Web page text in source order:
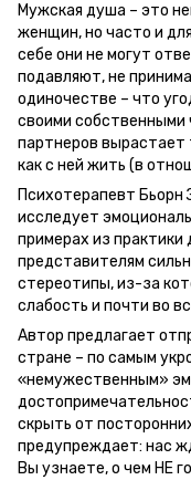
Мужская душа – это
женщин, но часто и
себе они не могут
подавляют, не
одиночестве – что
своими собственными
партнеров вырастает
как с ней жить (в
Психотерапевт
исследует
примерах из
представителям
стереотипы, из-за
слабость и почти во
Автор предлагает
стране – по самым
«немужественным»
скрыть от
предупреждает: нас
Вы узнаете, о чем НЕ